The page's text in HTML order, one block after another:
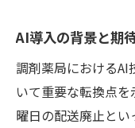
医薬品卸
効率的な
配送回数
AIによる
AI導入の背景と期
調剤薬局におけるAI
いて重要な転換点
曜日の配送廃止と